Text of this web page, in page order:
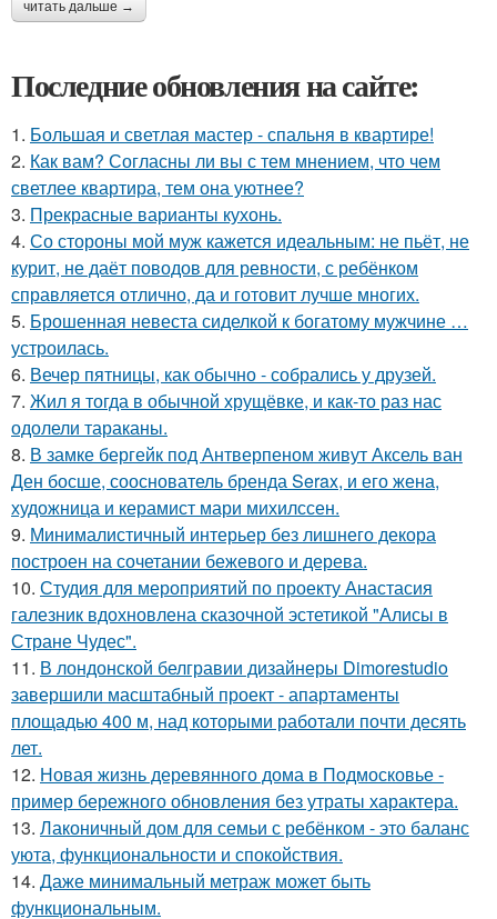
читать дальше →
Последние обновления на сайте:
1. Большая и светлая мастер - спальня в квартире!
2. Как вам? Согласны ли вы с тем мнением, что чем
светлее квартира, тем она уютнее?
3. Прекрасные варианты кухонь.
4. Со стороны мой муж кажется идеальным: не пьёт, не
курит, не даёт поводов для ревности, с ребёнком
справляется отлично, да и готовит лучше многих.
5. Брошенная невеста сиделкой к богатому мужчине …
устроилась.
6. Вечер пятницы, как обычно - собрались у друзей.
7. Жил я тогда в обычной хрущёвке, и как-то раз нас
одолели тараканы.
8. В замке бергейк под Антверпеном живут Аксель ван
Ден босше, сооснователь бренда Serax, и его жена,
художница и керамист мари михилссен.
9. Минималистичный интерьер без лишнего декора
построен на сочетании бежевого и дерева.
10. Студия для мероприятий по проекту Анастасия
галезник вдохновлена сказочной эстетикой "Алисы в
Стране Чудес".
11. В лондонской белгравии дизайнеры Dimorestudio
завершили масштабный проект - апартаменты
площадью 400 м, над которыми работали почти десять
лет.
12. Новая жизнь деревянного дома в Подмосковье -
пример бережного обновления без утраты характера.
13. Лаконичный дом для семьи с ребёнком - это баланс
уюта, функциональности и спокойствия.
14. Даже минимальный метраж может быть
функциональным.